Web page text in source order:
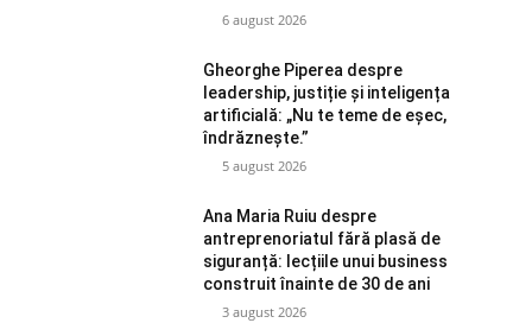
6 august 2026
Gheorghe Piperea despre
leadership, justiție și inteligența
artificială: „Nu te teme de eșec,
îndrăznește.”
5 august 2026
Ana Maria Ruiu despre
antreprenoriatul fără plasă de
siguranță: lecțiile unui business
construit înainte de 30 de ani
3 august 2026